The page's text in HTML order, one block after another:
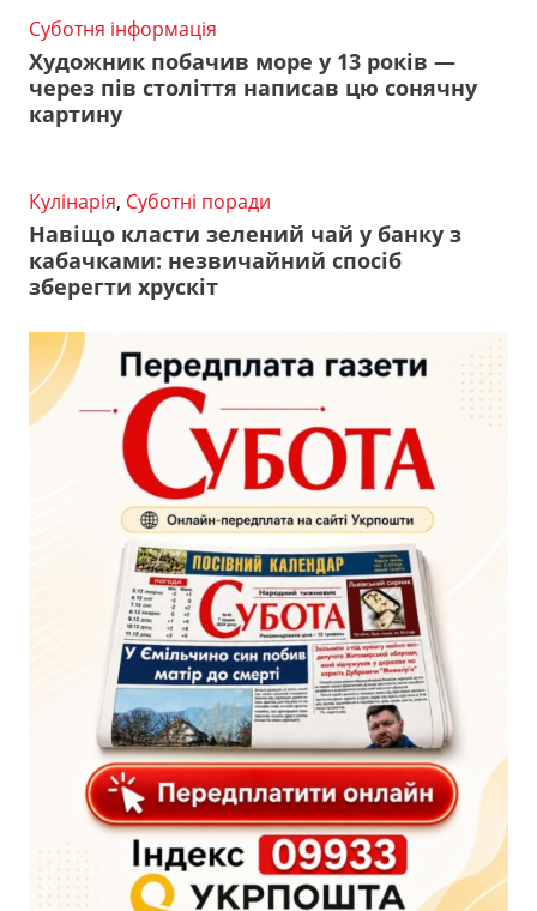
Суботня інформація
Художник побачив море у 13 років —
через пів століття написав цю сонячну
картину
Кулінарія, Суботні поради
Навіщо класти зелений чай у банку з
кабачками: незвичайний спосіб
зберегти хрускіт